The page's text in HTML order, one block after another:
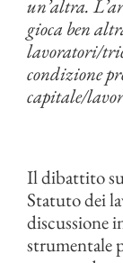
un’altra.
gioca ben
lavoratori/
condizione
capitale/
Il dibattito
Statuto dei
discussione
strumentale